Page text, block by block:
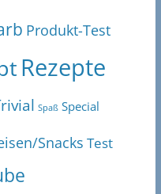
Produkt-Test
Rezepte
Spaß Special
Snacks Test